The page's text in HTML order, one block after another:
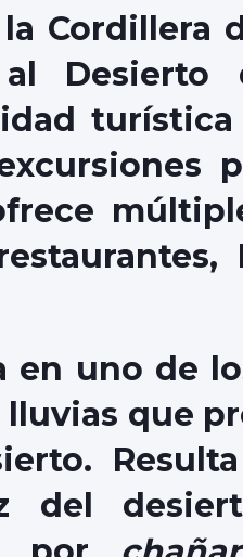
Cordillera
Desierto
de los
que
del